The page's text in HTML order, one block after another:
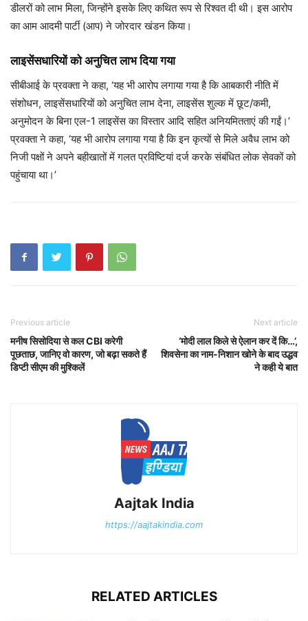
डीलरों को लाभ मिला, जिन्होंने इसके लिए कथित रूप से रिश्वत दी थी। इस आरोप
का आम आदमी पार्टी (आप) ने जोरदार खंडन किया।
लाइसेंसधारियों को अनुचित लाभ दिया गया
सीबीआई के प्रवक्ता ने कहा, ‘यह भी आरोप लगाया गया है कि आबकारी नीति में
संशोधन, लाइसेंसधारियों को अनुचित लाभ देना, लाइसेंस शुल्क में छूट/कमी,
अनुमोदन के बिना एल-1 लाइसेंस का विस्तार आदि सहित अनियमितताएं की गईं।’
प्रवक्ता ने कहा, ‘यह भी आरोप लगाया गया है कि इन कृत्यों से मिले अवैध लाभ को
निजी पक्षों ने अपने बहीखातों में गलत प्रविष्टियां दर्ज करके संबंधित लोक सेवकों को
पहुंचाया था।’
Previous article
मनीष सिसोदिया से कल CBI करेगी
पूछताछ, जानिए वो कारण, जो बढ़ा सकते हैं
डिप्टी सीएम की मुश्किलें
Next article
‘मोदी लाल किले से ऐलान कर दें कि…’,
शिवसेना का नाम-निशान खोने के बाद उद्धव
ने कही ये बात
Aajtak India
https://aajtakindia.com
RELATED ARTICLES